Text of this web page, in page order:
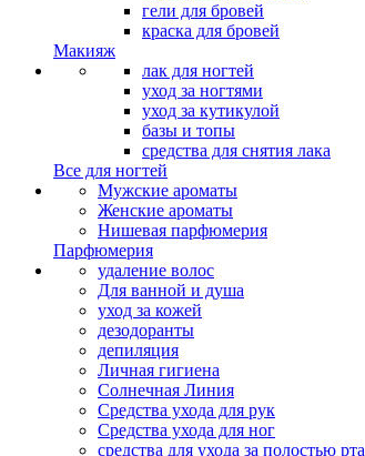
гели для бровей
краска для бровей
Макияж
лак для ногтей
уход за ногтями
уход за кутикулой
базы и топы
средства для снятия лака
Все для ногтей
Мужские ароматы
Женские ароматы
Нишевая парфюмерия
Парфюмерия
удаление волос
Для ванной и душа
уход за кожей
дезодоранты
депиляция
Личная гигиена
Солнечная Линия
Средства ухода для рук
Средства ухода для ног
средства для ухода за полостью рта